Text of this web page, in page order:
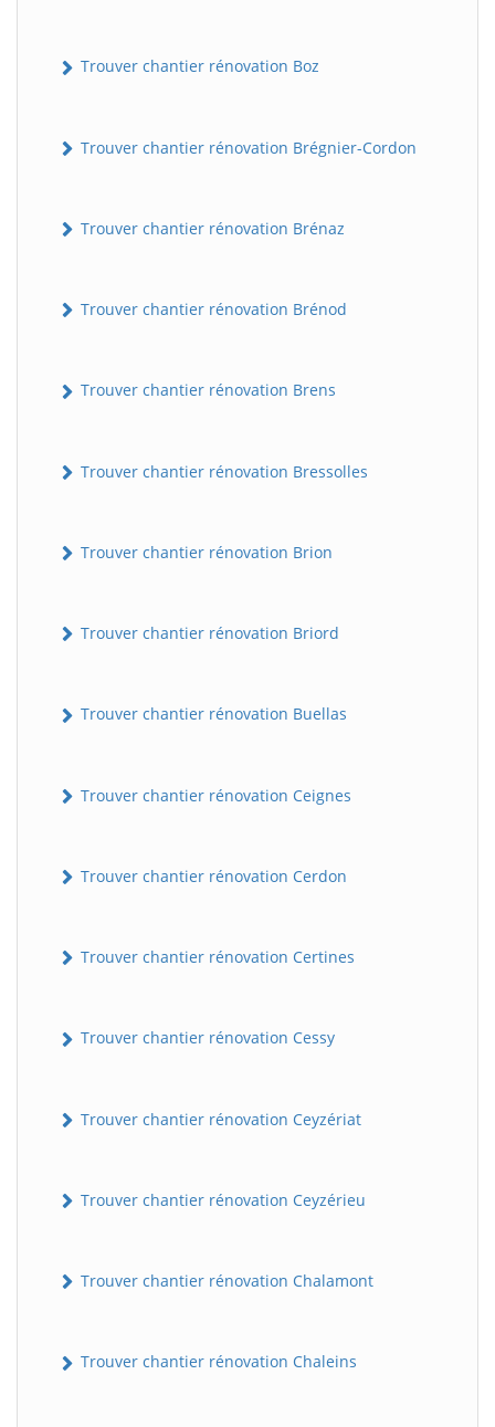
Trouver chantier rénovation Boz
Trouver chantier rénovation Brégnier-Cordon
Trouver chantier rénovation Brénaz
Trouver chantier rénovation Brénod
Trouver chantier rénovation Brens
Trouver chantier rénovation Bressolles
Trouver chantier rénovation Brion
Trouver chantier rénovation Briord
Trouver chantier rénovation Buellas
Trouver chantier rénovation Ceignes
Trouver chantier rénovation Cerdon
Trouver chantier rénovation Certines
Trouver chantier rénovation Cessy
Trouver chantier rénovation Ceyzériat
Trouver chantier rénovation Ceyzérieu
Trouver chantier rénovation Chalamont
Trouver chantier rénovation Chaleins